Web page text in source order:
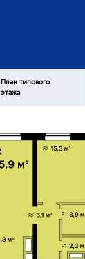
План типового
этажа